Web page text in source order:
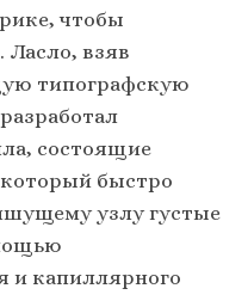
чтобы
взяв
типографскую
состоящие
быстро
узлу густые
и капиллярного